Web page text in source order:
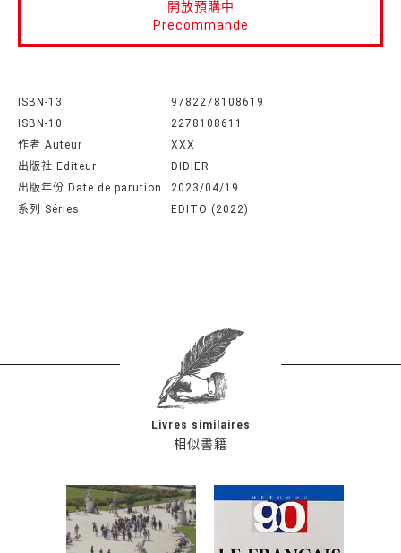
開放預購中
Precommande
ISBN-13:
9782278108619
ISBN-10
2278108611
作者 Auteur
XXX
出版社 Editeur
DIDIER
出版年份 Date de parution
2023/04/19
系列 Séries
EDITO (2022)
相似書籍
Livres similaires